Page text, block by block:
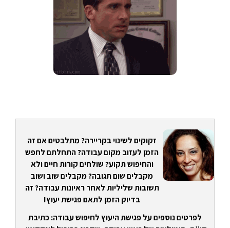
זקוקים לשינוי בקריירה? מתלבטים אם זה
הזמן לעזוב מקום עבודה? התחלתם לחפש
והחיפוש תקוע? שולחים קורות חיים ולא
מקבלים שום תגובה? מקבלים שוב ושוב
תשובות שליליות לאחר ראיונות עבודה? זה
בדיוק הזמן לתאם פגישת יעוץ!
לפרטים נוספים על פגישת היעוץ לחיפוש עבודה: כתיבת